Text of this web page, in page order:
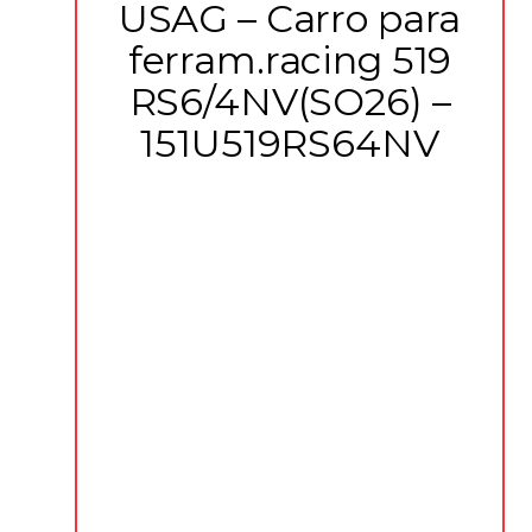
USAG – Carro para
ferram.racing 519
RS6/4NV(SO26) –
151U519RS64NV